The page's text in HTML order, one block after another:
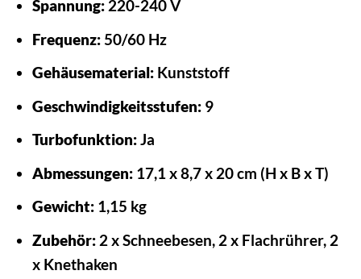
Spannung:220-240 V
Frequenz:50/60 Hz
Gehäusematerial:Kunststoff
Geschwindigkeitsstufen:9
Turbofunktion:Ja
Abmessungen:17,1 x 8,7 x 20 cm (H x B x T)
Gewicht:1,15 kg
Zubehör:2 x Schneebesen, 2 x Flachrührer, 2
x Knethaken